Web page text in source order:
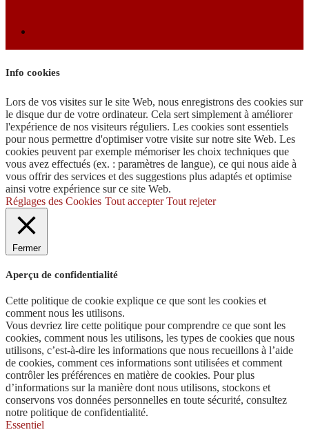
Info cookies
Lors de vos visites sur le site Web, nous enregistrons des cookies sur
le disque dur de votre ordinateur. Cela sert simplement à améliorer
l'expérience de nos visiteurs réguliers. Les cookies sont essentiels
pour nous permettre d'optimiser votre visite sur notre site Web. Les
cookies peuvent par exemple mémoriser les choix techniques que
vous avez effectués (ex. : paramètres de langue), ce qui nous aide à
vous offrir des services et des suggestions plus adaptés et optimise
ainsi votre expérience sur ce site Web.
Réglages des Cookies Tout accepter Tout rejeter
Fermer
Aperçu de confidentialité
Cette politique de cookie explique ce que sont les cookies et
comment nous les utilisons.
Vous devriez lire cette politique pour comprendre ce que sont les
cookies, comment nous les utilisons, les types de cookies que nous
utilisons, c’est-à-dire les informations que nous recueillons à l’aide
de cookies, comment ces informations sont utilisées et comment
contrôler les préférences en matière de cookies. Pour plus
d’informations sur la manière dont nous utilisons, stockons et
conservons vos données personnelles en toute sécurité, consultez
notre politique de confidentialité.
Essentiel